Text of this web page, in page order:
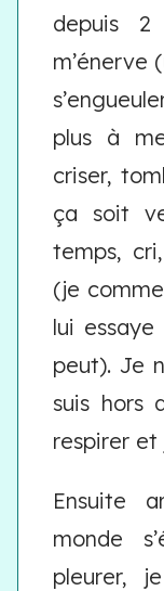
depuis 2
m’énerve
plus à
criser,
ça soit
temps,
(je
lui
peut). Je
suis hors
respirer et
Ensuite
monde
pleurer,